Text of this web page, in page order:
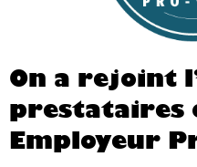
On a rejoint
prestataires
Employeur